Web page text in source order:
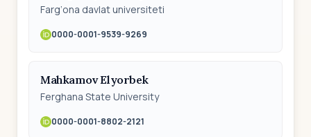
Farg‘ona davlat universiteti
0000-0001-9539-9269
Mahkamov Elyorbek
Ferghana State University
0000-0001-8802-2121